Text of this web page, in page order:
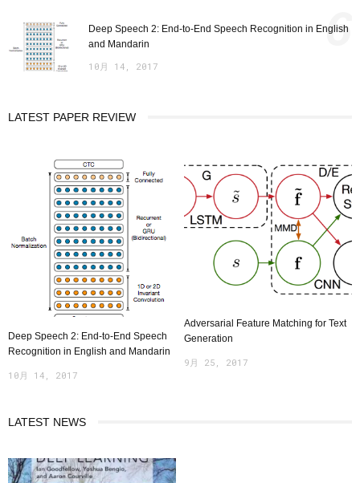
Deep Speech 2: End-to-End Speech Recognition in English
and Mandarin
10月 14, 2017
6
LATEST PAPER REVIEW
Deep Speech 2: End-to-End Speech
Recognition in English and Mandarin
10月 14, 2017
Adversarial Feature Matching for Text
Generation
9月 25, 2017
LATEST NEWS